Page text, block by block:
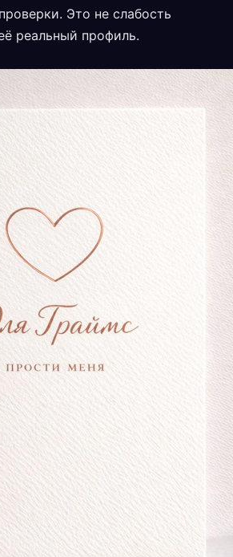
Это не слабость
реальный профиль.